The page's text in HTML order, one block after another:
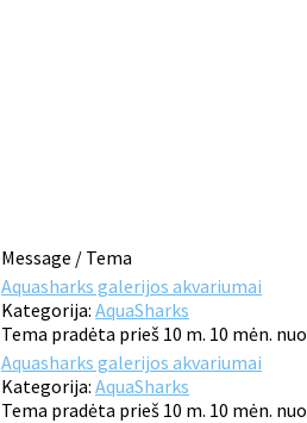
Message / Tema
Aquasharks galerijos akvariumai
Kategorija: AquaSharks
Tema pradėta prieš 10 m. 10 mėn. nuo
Aquasharks galerijos akvariumai
Kategorija: AquaSharks
Tema pradėta prieš 10 m. 10 mėn. nuo